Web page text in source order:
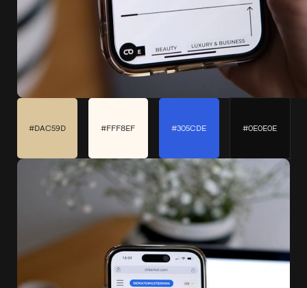
#DAC59D #FFF8EF #305CDE #0E0E0E